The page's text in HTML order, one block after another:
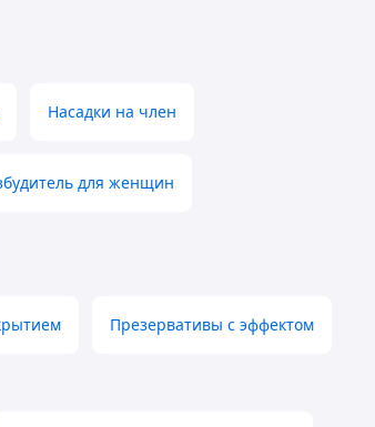
Насадки на член
для женщин
Презервативы с эффектом